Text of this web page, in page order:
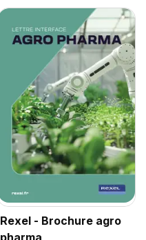
Rexel - Brochure agro
pharma